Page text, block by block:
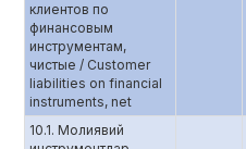
клиентов по
финансовым
инструментам,
чистые / Customer
liabilities on financial
instruments, net
10.1. Молиявий